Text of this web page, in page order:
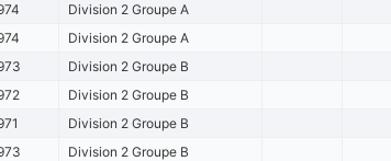
Division 2 Groupe A
Division 2 Groupe A
Division 2 Groupe B
Division 2 Groupe B
Division 2 Groupe B
Division 2 Groupe B